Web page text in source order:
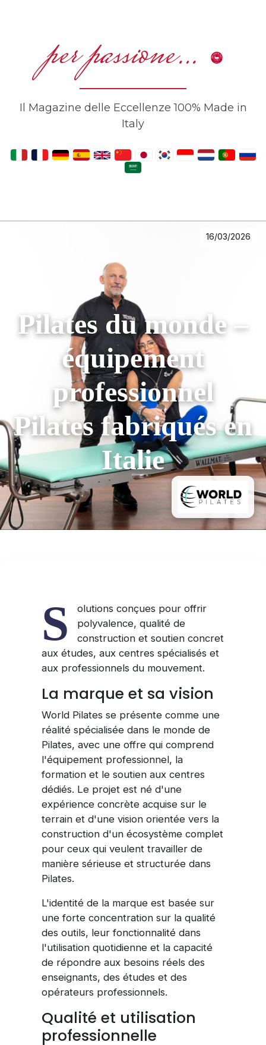
per passione…
Il Magazine delle Eccellenze 100% Made in
Italy
16/03/2026
Pilates du monde –
équipement
professionnel
Pilates fabriqués en
Italie
S
olutions conçues pour offrir
polyvalence, qualité de
construction et soutien concret
aux études, aux centres spécialisés et
aux professionnels du mouvement.
La marque et sa vision
World Pilates se présente comme une
réalité spécialisée dans le monde de
Pilates, avec une offre qui comprend
l'équipement professionnel, la
formation et le soutien aux centres
dédiés. Le projet est né d'une
expérience concrète acquise sur le
terrain et d'une vision orientée vers la
construction d'un écosystème complet
pour ceux qui veulent travailler de
manière sérieuse et structurée dans
Pilates.
L'identité de la marque est basée sur
une forte concentration sur la qualité
des outils, leur fonctionnalité dans
l'utilisation quotidienne et la capacité
de répondre aux besoins réels des
enseignants, des études et des
opérateurs professionnels.
Qualité et utilisation
professionnelle